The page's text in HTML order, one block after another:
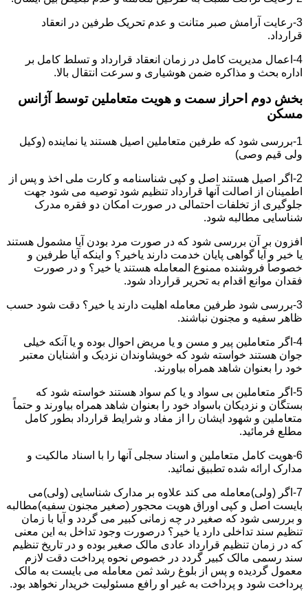
3-رعایت آرامش صبر متانت و عدم تحریک طرفین در انعقاد
قرارداد.
4-اعمال مدیریت کامل در زمان انعقاد قرارداد و تسلط کامل بر
اداره بحث و مذاکره ضمن هوشیاری و سرعت انتقال بالا.
بخش دوم احراز سمت و هویت متعاملین توسط آژانس
مسکن
1-بررسی شود که طرفین متعاملین اصیل هستند یا نماینده (وکیل
ولی قیم وصی)
2-اگر اصیل هستند اصل و کپی شناسنامه و کارت ملی اخذ و پس از
اطمینان از اصالت آنها قرارداد تنظیم شود توصیه می شود جهت
جلوگیری از تخلفات احتمالی در صورت امکان دو فقره مدرک
شناسایی مطالبه شود.
افزون بر آن بررسی شود که در صورت مرد بودن آیا مشمول هستند
یا خیر و آیا گواهی پایان خدمت دارند یاخیر؟ و اینکه آیا طرفین و
خصوصاً فروشنده ممنوع المعامله هستند یا خیر؟ و در صورت
فقدان موانع اقدام به تحریر قرارداد شود.
3-بررسی شود طرفین معامله اهلیت دارند یا خیر؟ دقت شود حسب
ظاهر سفیه و مجنون نباشند.
4-اگر متعاملین پیر و مسن و یا مریض احوال بوده و یا آنکه خیلی
جوان هستند خواسته شود که خویشاوندان نزدیک و آشنایان معتبر
خود را بعنوان شاهد همراه بیاورند.
5-اگر متعاملین بی سواد و یا کم سواد هستند خواسته شود که
بستگان و نزدیکان باسواد خود را بعنوان شاهد همراه بیاورند و حتماً
متعاملین و شهود ایشان را از مفاد و شرایط قرارداد بطور کامل
مطلع فرمائید.
6-هویت کامل متعاملین و اسناد سجلی آنها را با اسناد مالکیت و
مدارک ارائه شده تطبیق نمائید.
7-اگر (ولی)معامله می کند علاوه بر مدارک شناسایی (ولی)می
بایست اصل و کپی اوراق هویت محجور (صغیر مجنون سفیه)مطالبه
و بررسی شود که صغیر در چه زمانی کبیر می گردد و آیا با زمان
تنظیم سند تداخلی دارد یا خیر؟ درصورت وجود تداخل به این معنی
که در زمان تنظیم قرارداد عادی مالک صغیر بوده و در تاریخ تنظیم
سند رسمی مالک کبیر گردد در خصوص نحوه پرداخت دقت لازم
معمول گردیده و پس از بلوغ رشد ثمن معامله می بایست به مالک
پرداخت شود و پرداخت به غیر او رافع مسئولیت خریدار نخواهد بود.